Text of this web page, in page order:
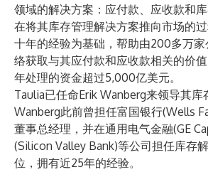
领域的解决方案：应付款、应收款和库
在将其库存管理解决方案推向市场的
十年的经验为基础，帮助由200多万
络获取与其应付款和应收款相关的价
年处理的资金超过5,000亿美元。
Taulia已任命Erik Wanberg来领导其库
Wanberg此前曾担任富国银行(Wells
董事总经理，并在通用电气金融(GE
(Silicon Valley Bank)等公司担任库存
位，拥有近25年的经验。